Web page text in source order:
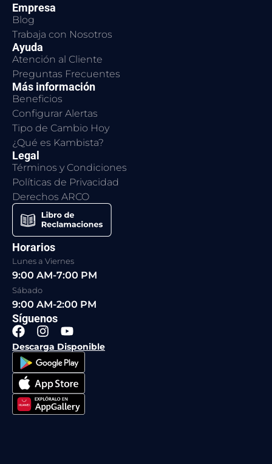
Empresa
Blog
Trabaja con Nosotros
Ayuda
Atención al Cliente
Preguntas Frecuentes
Más información
Beneficios
Configurar Alertas
Tipo de Cambio Hoy
¿Qué es Kambista?
Legal
Términos y Condiciones
Políticas de Privacidad
Derechos ARCO
Horarios
Lunes a Viernes
9:00 AM-7:00 PM
Sábado
9:00 AM-2:00 PM
Síguenos
F
a
c
e
b
o
o
k
I
n
s
t
a
g
r
a
Y
o
u
t
u
b
e
Descarga Disponible